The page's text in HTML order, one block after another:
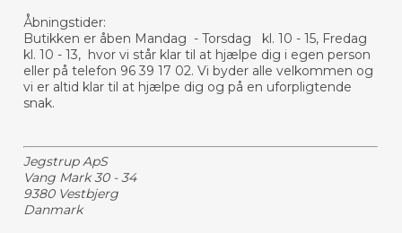
Åbningstider:
Butikken er åben Mandag - Torsdag kl. 10 - 15, Fredag
kl. 10 - 13, hvor vi står klar til at hjælpe dig i egen person
eller på telefon 96 39 17 02. Vi byder alle velkommen og
vi er altid klar til at hjælpe dig og på en uforpligtende
snak.
Jegstrup ApS
Vang Mark 30 - 34
9380 Vestbjerg
Danmark